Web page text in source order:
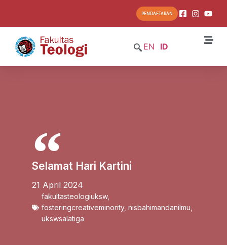
PENDAFTARAN
EN ID
Selamat Hari Kartini
21 April 2024
fakultasteologiuksw,
fosteringcreativeminority, nisbahimandanilmu
ukswsalatiga